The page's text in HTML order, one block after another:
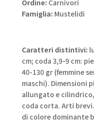
Ordine: Carnivori
Famiglia: Mustelidi
Caratteri distintivi:
cm; coda 3,9-9 cm:
40-130 gr (femmine
maschi). Dimensioni
allungato e
coda corta. Arti
di colore dominante